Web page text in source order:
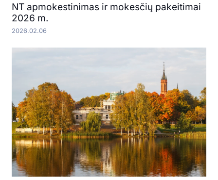
NT apmokestinimas ir mokesčių pakeitimai
2026 m.
2026.02.06